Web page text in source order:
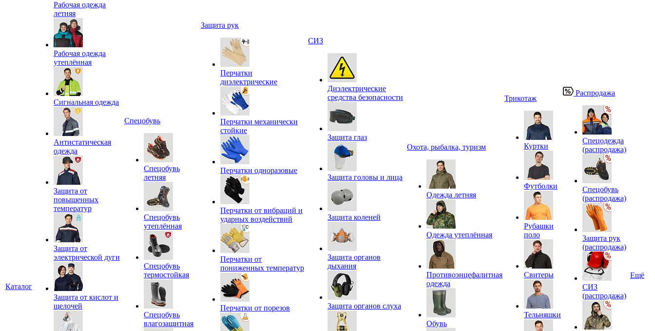
Каталог
Рабочая одежда
летняя
Рабочая одежда
утеплённая
Сигнальная одежда
Антистатическая
одежда
Защита от
повышенных
температур
Защита от
электрической дуги
Защита от кислот и
щелочей
Спецобувь
Спецобувь
летняя
Спецобувь
утеплённая
Спецобувь
термостойкая
Спецобувь
влагозащитная
Защита рук
Перчатки
диэлектрические
Перчатки механически
стойкие
Перчатки одноразовые
Перчатки от вибраций и
ударных воздействий
Перчатки от
пониженных температур
Перчатки от порезов
СИЗ
Диэлектрические
средства безопасности
Защита глаз
Защита головы и лица
Защита коленей
Защита органов
дыхания
Защита органов слуха
Охота, рыбалка, туризм
Одежда летняя
Одежда утеплённая
Противоэнцефалитная
одежда
Обувь
Трикотаж
Куртки
Футболки
Рубашки
поло
Свитеры
Тельняшки
Распродажа
Спецодежда
(распродажа)
Спецобувь
(распродажа)
Защита рук
(распродажа)
СИЗ
(распродажа)
Ещё